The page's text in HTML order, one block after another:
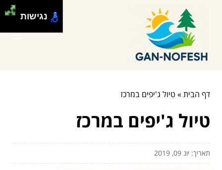
דף הבית» טיול ג'יפים במרכז
טיול ג'יפים במרכז
תאריך: יונ 09, 2019
נגישות